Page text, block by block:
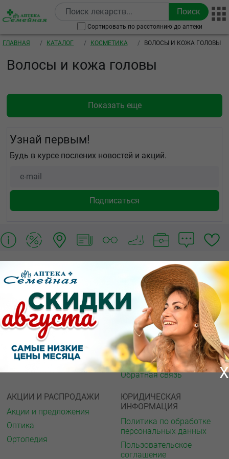
Сортировать по расстоянию до аптеки
Строка навигации
ГЛАВНАЯ КАТАЛОГ КОСМЕТИКА ВОЛОСЫ И КОЖА ГОЛОВЫ
Волосы и кожа головы
Показать еще
Узнай первым!
Будь в курсе послених новостей и акций.
X
О КОМПАНИИ
Акции
Архив акций
Новости
Вакансии
Контакты
ИНФОРМАЦИЯ
Аптечная справка
Адреса аптек
Спорт и фитнес
Газета
Интернет ресурсы
Мед. учреждения
Обратная связь
АКЦИИ И РАСПРОДАЖИ
Акции и предложения
Оптика
Ортопедия
ЮРИДИЧЕСКАЯ
ИНФОРМАЦИЯ
Политика по обработке
персональных данных
Пользовательское
соглашение